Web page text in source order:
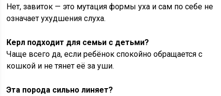
Нет, завиток — это мутация формы уха и сам по себе не
означает ухудшения слуха.
Керл подходит для семьи с детьми?
Чаще всего да, если ребёнок спокойно обращается с
кошкой и не тянет её за уши.
Эта порода сильно линяет?